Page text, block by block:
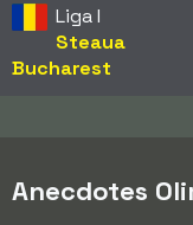
Liga I
Steaua
Bucharest
Anecdotes